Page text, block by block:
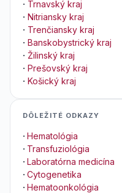
· Trnavský kraj
· Nitriansky kraj
· Trenčiansky kraj
· Banskobystrický kraj
· Žilinský kraj
· Prešovský kraj
· Košický kraj
DÔLEŽITÉ ODKAZY
· Hematológia
· Transfuziológia
· Laboratórna medicína
· Cytogenetika
· Hematoonkológia